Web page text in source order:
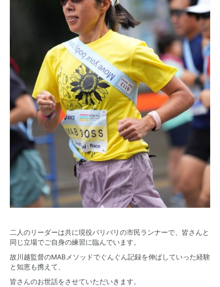
二人のリーダーは共に現役バリバリの市民ランナーで、皆さんと
同じ立場でご自身の練習に臨んでいます。
故川越監督のMABメソッドでぐんぐん記録を伸ばしていった経験
と知恵も携えて、
皆さんのお世話をさせていただいきます。